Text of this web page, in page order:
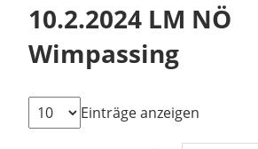
10.2.2024 LM NÖ
Wimpassing
Einträge anzeigen